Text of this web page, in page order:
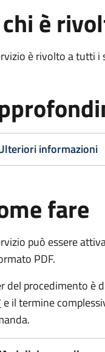
è
è rivolto a tutti i
informazioni
fare
può essere
PDF.
del procedimento è
e il termine